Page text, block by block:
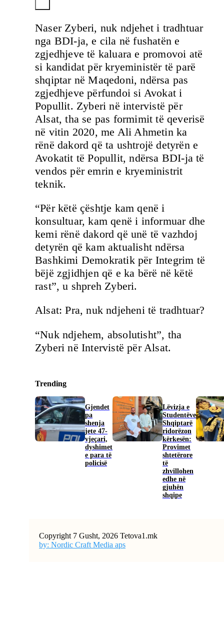
Naser Zyberi, nuk ndjehet i tradhtuar
nga BDI-ja, e cila në fushatën e
zgjedhjeve të kaluara e promovoi atë
si kandidat për kryeministër të parë
shqiptar në Maqedoni, ndërsa pas
zgjedhjeve përfundoi si Avokat i
Popullit. Zyberi në intervistë për
Alsat, tha se pas formimit të qeverisë
në vitin 2020, me Ali Ahmetin ka
rënë dakord që ta ushtrojë detyrën e
Avokatit të Popullit, ndërsa BDI-ja të
vendos për emrin e kryeministrit
teknik.
“Për këtë çështje kam qenë i
konsultuar, kam qenë i informuar dhe
kemi rënë dakord që unë të vazhdoj
detyrën që kam aktualisht ndërsa
Bashkimi Demokratik për Integrim të
bëjë zgjidhjen që e ka bërë në këtë
rast”, u shpreh Zyberi.
Alsat: Pra, nuk ndjeheni të tradhtuar?
“Nuk ndjehem, absolutisht”, tha
Zyberi në Intervistë për Alsat.
Trending
Gjendet
pa
shenja
jete 47-
vjeçari,
dyshimet
e para të
policisë
Lëvizja e
Studentëve
Shqiptarë
ridorëzon
kërkesën:
Provimet
shtetërore
të
zhvillohen
edhe në
gjuhën
shqipe
Copyright 7 Gusht, 2026 Tetova1.mk
by: Nordic Craft Media aps